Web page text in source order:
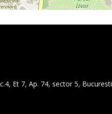
Et 7, Ap. 74, sector 5, Bucuresti